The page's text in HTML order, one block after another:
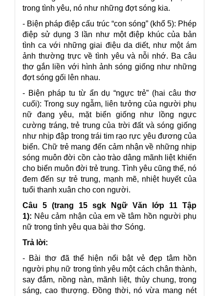
trong tình yêu, nó như những đợt sóng kia.
- Biện pháp điệp cấu trúc “con sóng” (khổ 5): Phép
điệp sử dụng 3 lần như một điệp khúc của bản
tình ca với những giai điệu da diết, như một ám
ảnh thường trực về tình yêu và nỗi nhớ. Ba câu
thơ gắn liền với hình ảnh sóng giống như những
đợt sóng gối lên nhau.
- Biện pháp tu từ ẩn dụ “ngực trẻ” (hai câu thơ
cuối): Trong suy ngẫm, liên tưởng của người phụ
nữ đang yêu, mặt biển giống như lồng ngực
cường tráng, trẻ trung của trời đất và sóng giống
như nhịp đập trong trái tim rạo rực yêu đương của
biển. Chữ trẻ mang đến cảm nhận về những nhịp
sóng muôn đời cồn cào trào dâng mãnh liệt khiến
cho biển muôn đời trẻ trung. Tình yêu cũng thế, nó
đem đến sự trẻ trung, mạnh mẽ, nhiệt huyết của
tuổi thanh xuân cho con người.
Câu 5 (trang 15 sgk Ngữ Văn lớp 11 Tập
1): Nêu cảm nhận của em về tâm hồn người phụ
nữ trong tình yêu qua bài thơ Sóng.
Trả lời:
- Bài thơ đã thể hiện nổi bật vẻ đẹp tâm hồn
người phụ nữ trong tình yêu một cách chân thành,
say đắm, nồng nàn, mãnh liệt, thủy chung, trong
sáng, cao thượng. Đồng thời, nó vừa mang nét